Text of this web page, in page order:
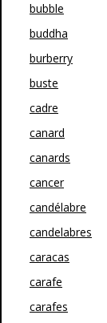
bubble
buddha
burberry
buste
cadre
canard
canards
cancer
candélabre
candelabres
caracas
carafe
carafes